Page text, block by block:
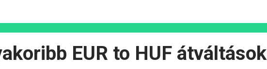
EUR to HUF átváltások